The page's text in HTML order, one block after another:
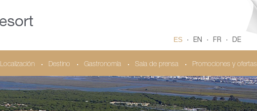
ES EN FR DE
Localización Destino Gastronomía Sala de prensa Promociones y ofertas